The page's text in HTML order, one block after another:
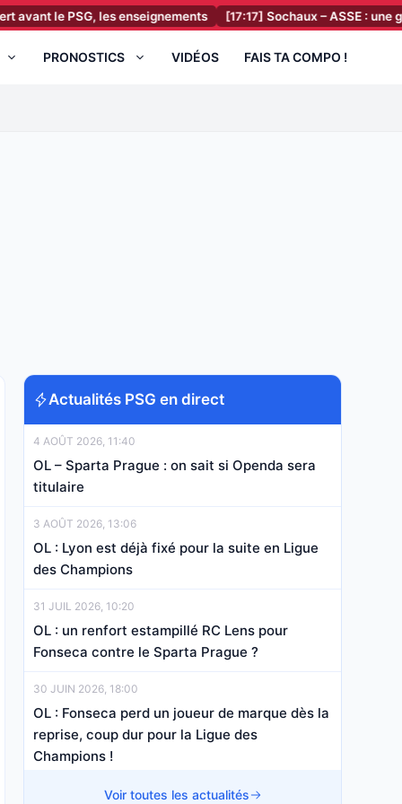
PSG, les enseignements [17:17] Sochaux – ASSE : une grande
PRONOSTICS VIDÉOS FAIS TA COMPO !
Actualités PSG en direct
4 AOÛT 2026, 11:40
OL – Sparta Prague : on sait si Openda sera
titulaire
3 AOÛT 2026, 13:06
OL : Lyon est déjà fixé pour la suite en Ligue
des Champions
31 JUIL 2026, 10:20
OL : un renfort estampillé RC Lens pour
Fonseca contre le Sparta Prague ?
30 JUIN 2026, 18:00
OL : Fonseca perd un joueur de marque dès la
reprise, coup dur pour la Ligue des
Champions !
18 JUIN 2026, 15:30Voir toutes les actualités